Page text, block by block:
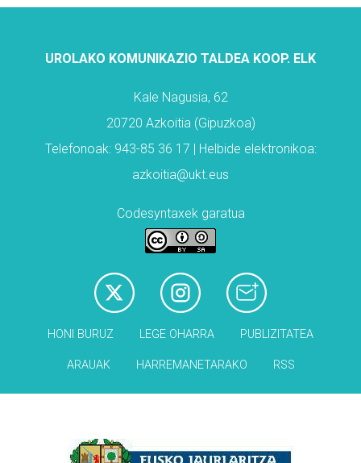
UROLAKO KOMUNIKAZIO TALDEA KOOP. ELK
Kale Nagusia, 62
20720 Azkoitia (Gipuzkoa)
Telefonoak: 943-85 36 17 | Helbide elektronikoa:
azkoitia@ukt.eus
Codesyntaxek garatua
HONI BURUZ LEGE OHARRA PUBLIZITATEA
ARAUAK HARREMANETARAKO RSS